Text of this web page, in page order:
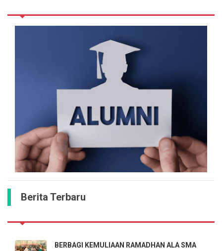
Berita Terbaru
BERBAGI KEMULIAAN RAMADHAN ALA SMA